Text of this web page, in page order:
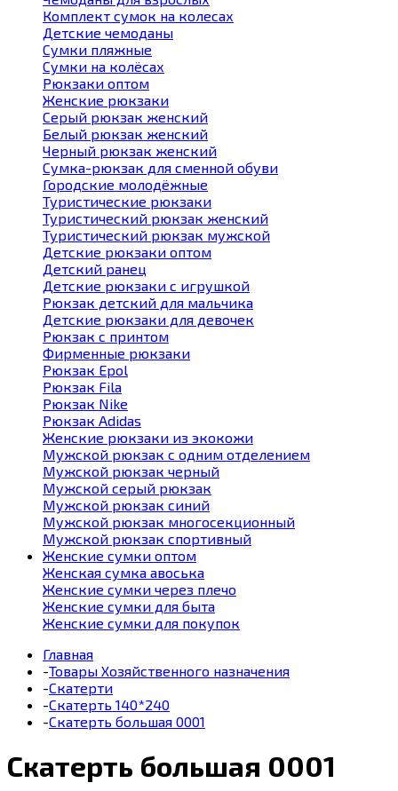
Комплект сумок на колесах
Детские чемоданы
Сумки пляжные
Сумки на колёсах
Рюкзаки оптом
Женские рюкзаки
Серый рюкзак женский
Белый рюкзак женский
Черный рюкзак женский
Сумка-рюкзак для сменной обуви
Городские молодёжные
Туристические рюкзаки
Туристический рюкзак женский
Туристический рюкзак мужской
Детские рюкзаки оптом
Детский ранец
Детские рюкзаки с игрушкой
Рюкзак детский для мальчика
Детские рюкзаки для девочек
Рюкзак с принтом
Фирменные рюкзаки
Рюкзак Epol
Рюкзак Fila
Рюкзак Nike
Рюкзак Adidas
Женские рюкзаки из экокожи
Мужской рюкзак с одним отделением
Мужской рюкзак черный
Мужской серый рюкзак
Мужской рюкзак синий
Мужской рюкзак многосекционный
Мужской рюкзак спортивный
Женские сумки оптом
Женская сумка авоська
Женские сумки через плечо
Женские сумки для быта
Женские сумки для покупок
Главная
-Товары Хозяйственного назначения
-Скатерти
-Скатерть 140*240
-Скатерть большая 0001
Скатерть большая 0001